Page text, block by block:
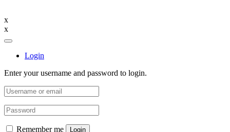
x
x
Login
Enter your username and password to login.
Remember me Login